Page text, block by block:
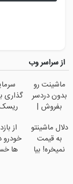
از سراسر وب
ماشینت رو
بدون دردسر
بفروش |
کمسیون 😍
گذاری
ریسک
درصد
📈
دلال ماشینتو
به قیمت
نمیخره! بیا
از
خودرو
ها